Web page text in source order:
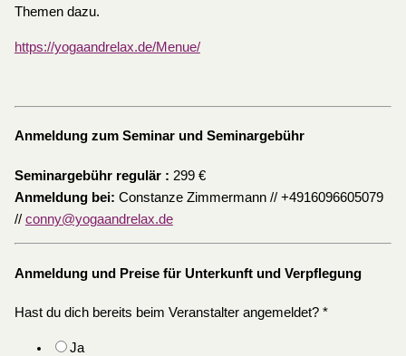
Themen dazu.
https://yogaandrelax.de/Menue/
Anmeldung zum Seminar und Seminargebühr
Seminargebühr regulär : 299 €
Anmeldung bei: Constanze Zimmermann // +4916096605079
// conny@yogaandrelax.de
Anmeldung und Preise für Unterkunft und Verpflegung
Hast du dich bereits beim Veranstalter angemeldet? *
Ja